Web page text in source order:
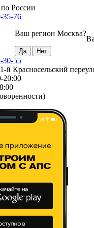
России
35-76
Ваш регион Москва?
30-55
й Красносельский
20:00